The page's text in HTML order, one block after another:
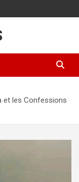
et les Confessions